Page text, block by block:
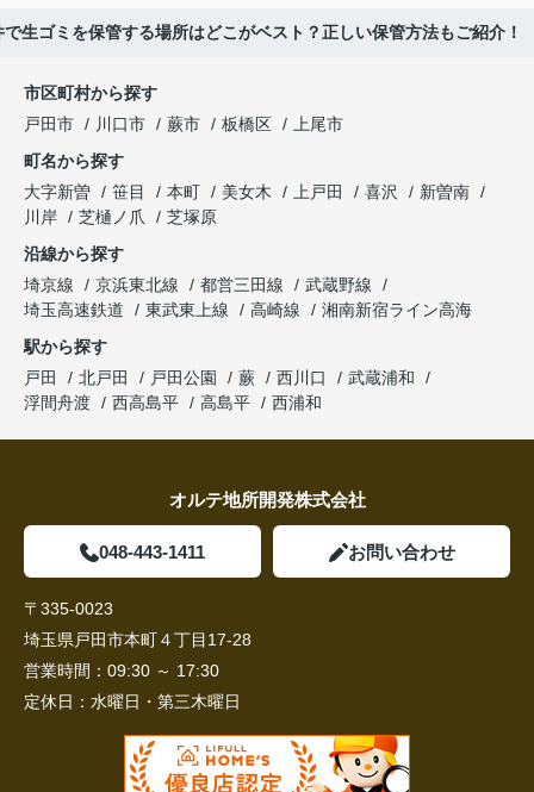
生ゴミを保管する場所はどこがベスト？正しい保管方法もご紹介！
市区町村から探す
戸田市
川口市 蕨市 板橋区
上尾市
町名から探す
大字新曽
笹目 本町 美女木 上戸田 喜沢
新曽南
川岸
芝樋ノ爪
芝塚原
沿線から探す
埼京線
京浜東北線 都営三田線
武蔵野線
埼玉高速鉄道
東武東上線 高崎線
湘南新宿ライン高海
駅から探す
戸田
北戸田 戸田公園 蕨 西川口
武蔵浦和
浮間舟渡
西高島平 高島平 西浦和
オルテ地所開発株式会社
048-443-1411 お問い合わせ
〒335-0023
埼玉県戸田市本町４丁目17-28
営業時間： 09:30 ～ 17:30
定休日： 水曜日・第三木曜日